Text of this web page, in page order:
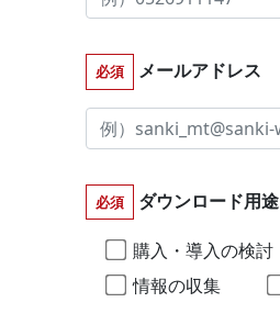
必須 メールアドレス
必須 ダウンロード用途
購入・導入の検討
情報の収集